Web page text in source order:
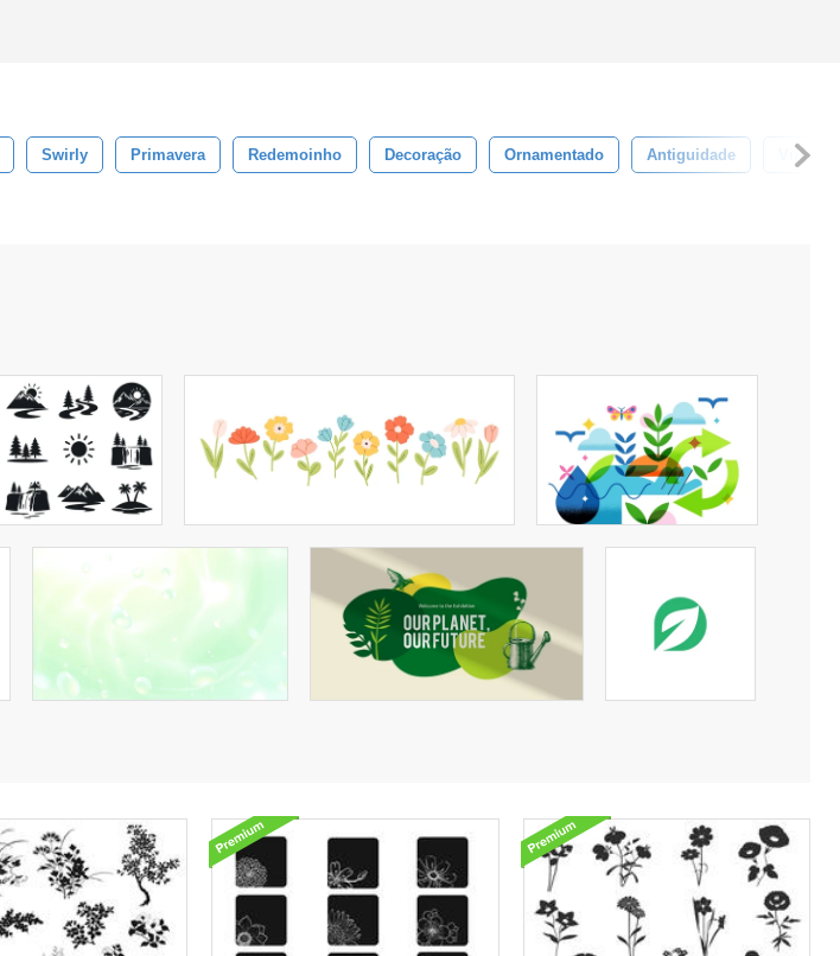
Swirly Primavera Redemoinho Decoração Ornamentado Antiguidade Vintage